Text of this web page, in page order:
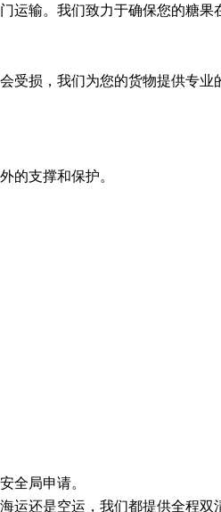
输。我们致力于确保您的糖
损，我们为您的货物提供专业
的支撑和保护。
全局申请。
还是空运，我们都提供全程